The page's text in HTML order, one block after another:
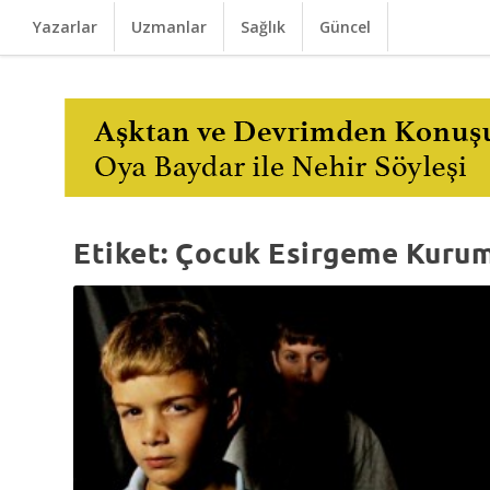
Yazarlar Uzmanlar Sağlık Güncel
Etiket: Çocuk Esirgeme